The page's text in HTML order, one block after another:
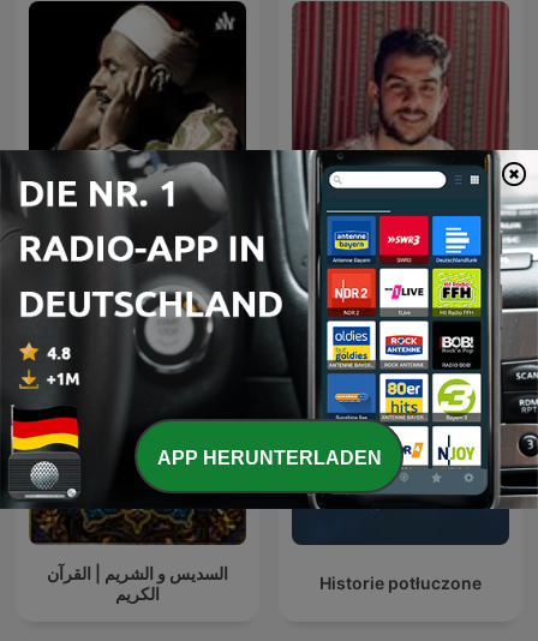
تلاوات الشيخ محمد رفعت -
معالجة مع إزالة ضوضاء
Islam Sobhi - إسلام صبحي
السديس و الشريم | القرآن
الكريم
Historie potłuczone
APP HERUNTERLADEN